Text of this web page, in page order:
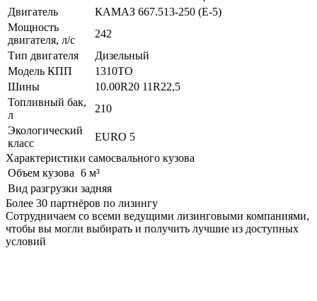
Двигатель
КАМАЗ 667.513-250 (Е-5)
Мощность
двигателя, л/с
242
Тип двигателя
Дизельный
Модель КПП
1310ТО
Шины
10.00R20 11R22,5
Топливный бак,
л
210
Экологический
класс
EURO 5
Характеристики самосвального кузова
Объем кузова 6 м³
Вид разгрузки задняя
Более 30 партнёров по лизингу
Сотрудничаем со всеми ведущими лизинговыми компаниями,
чтобы вы могли выбирать и получить лучшие из доступных
условий